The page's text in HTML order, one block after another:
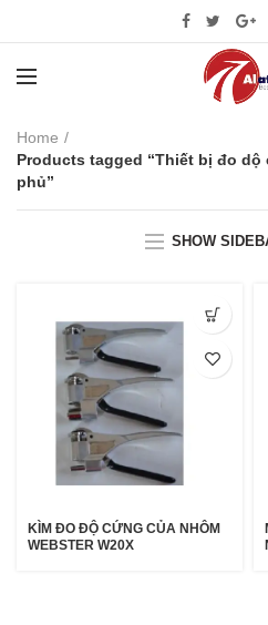
Home
Products tagged “Thiết bị đo
phủ”
SHOW
KÌM ĐO ĐỘ CỨNG CỦA NHÔM
WEBSTER W20X